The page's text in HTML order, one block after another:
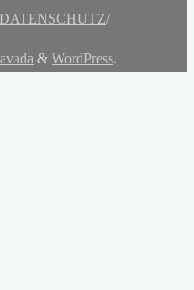
/
& WordPress.